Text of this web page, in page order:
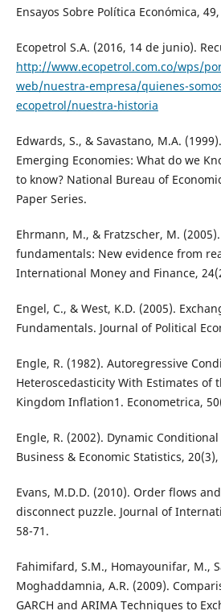
Ensayos Sobre Política Económica,
Ecopetrol S.A. (2016, 14 de junio).
http://www.ecopetrol.com.co/wps/
web/nuestra-empresa/quienes-
ecopetrol/nuestra-historia
Edwards, S., & Savastano, M.A.
Emerging Economies: What do we
to know? National Bureau of
Paper Series.
Ehrmann, M., & Fratzscher, M.
fundamentals: New evidence from
International Money and Finance,
Engel, C., & West, K.D. (2005).
Fundamentals. Journal of Political
Engle, R. (1982). Autoregressive
Heteroscedasticity With Estimates of
Kingdom Inflation1. Econometrica,
Engle, R. (2002). Dynamic
Business & Economic Statistics, 20(3),
Evans, M.D.D. (2010). Order flows
disconnect puzzle. Journal of
58-71.
Fahimifard, S.M., Homayounifar, M.,
Moghaddamnia, A.R. (2009).
GARCH and ARIMA Techniques to